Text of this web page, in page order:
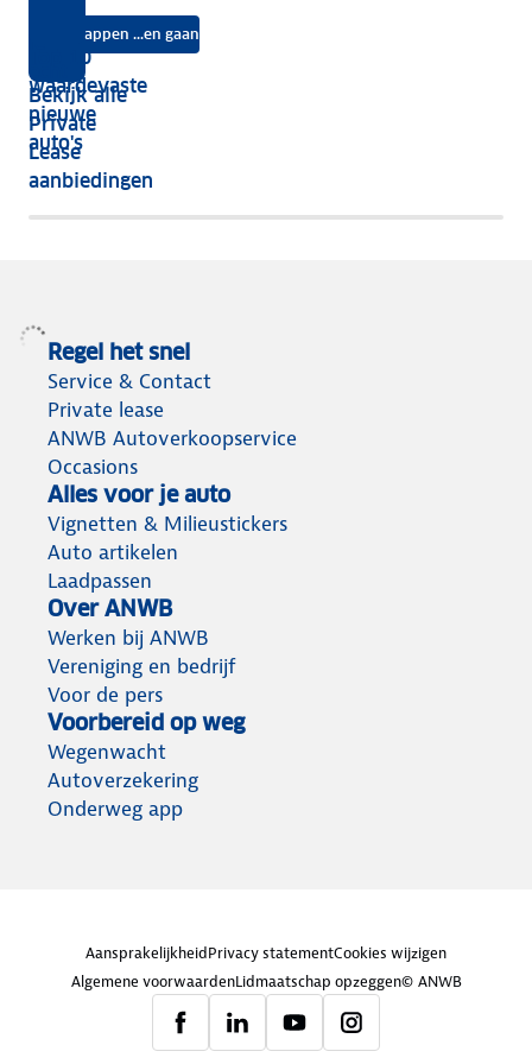
Instappen ...en gaan
Bekijk alle
Private
Lease
aanbiedingen
écht
vijf
jaar
nog
het
meeste
Top 10
waardevaste
nieuwe
auto's
Regel het snel
Service & Contact
Private lease
ANWB Autoverkoopservice
Occasions
Alles voor je auto
Vignetten & Milieustickers
Auto artikelen
Laadpassen
Over ANWB
Werken bij ANWB
Vereniging en bedrijf
Voor de pers
Voorbereid op weg
Wegenwacht
Autoverzekering
Onderweg app
AansprakelijkheidPrivacy statementCookies wijzigen
Algemene voorwaardenLidmaatschap opzeggen© ANWB